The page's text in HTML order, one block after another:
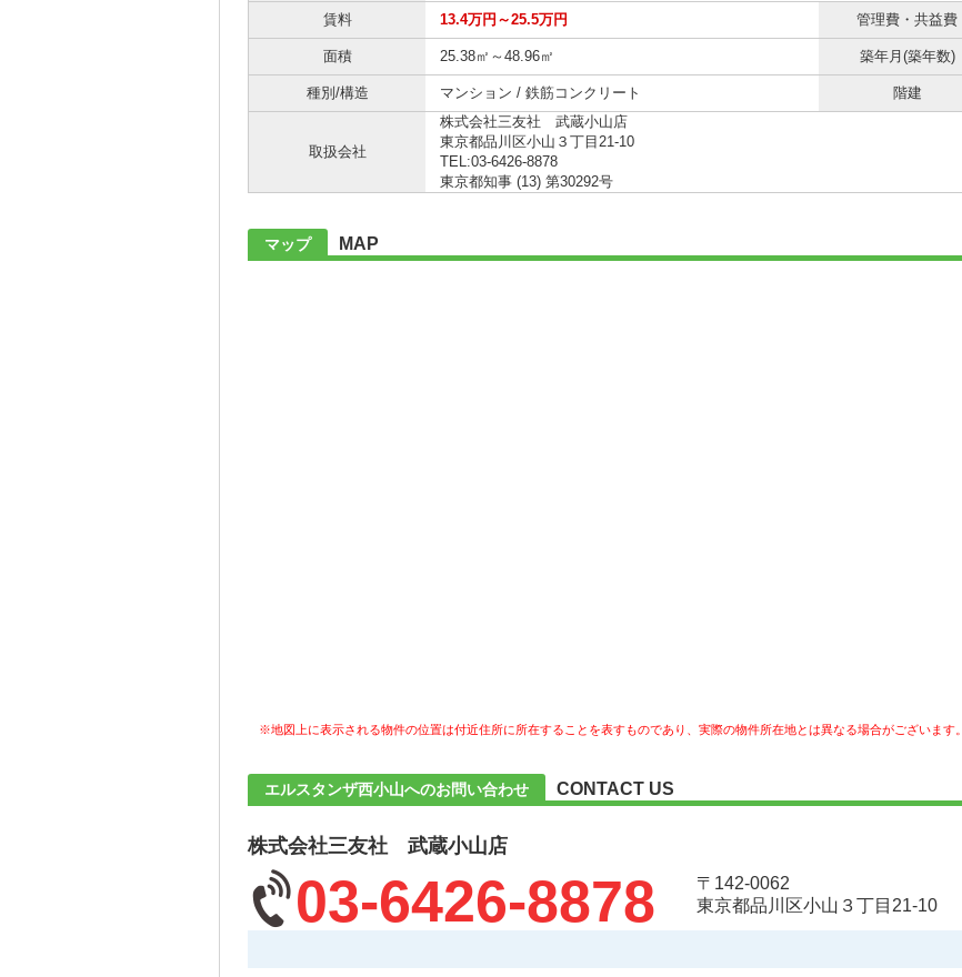
賃料
13.4万円～25.5万円 管理費・共益費
面積 25.38㎡～48.96㎡ 築年月(築年数)
種別/構造 マンション / 鉄筋コンクリート 階建
取扱会社
株式会社三友社 武蔵小山店
東京都品川区小山３丁目21-10
TEL:03-6426-8878
東京都知事 (13) 第30292号
マップ MAP
※地図上に表示される物件の位置は付近住所に所在することを表すものであり、実際の物件所在地とは異なる場合がございます。
エルスタンザ西小山へのお問い合わせ CONTACT US
株式会社三友社 武蔵小山店
03-6426-8878
〒142-0062
東京都品川区小山３丁目21-10